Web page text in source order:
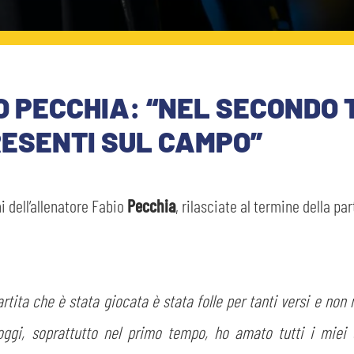
PECCHIA: “NEL SECONDO
SUL CAMPO”
Fabio Pecchia, rilasciate al termine della
che è stata giocata è stata folle per tanti versi e
soprattutto nel primo tempo, ho amato tutti i